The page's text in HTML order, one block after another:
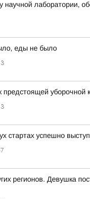
научной лаборатории,
еды не было
предстоящей
стартах успешно
регионов. Девушка